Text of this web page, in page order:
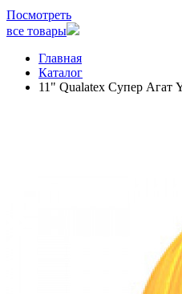
Посмотреть
все товары
Главная
Каталог
11" Qualatex Супер Агат